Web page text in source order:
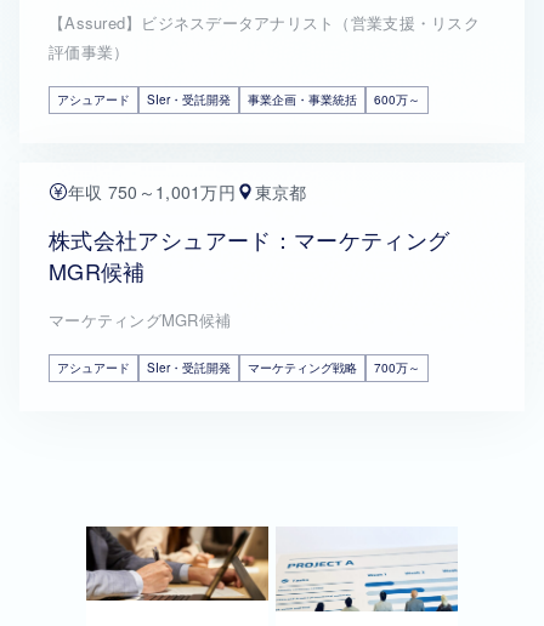
【Assured】ビジネスデータアナリスト（営業支援・リスク
評価事業）
アシュアード SIer・受託開発 事業企画・事業統括 600万～
年収 750～1,001万円 東京都
株式会社アシュアード：マーケティング
MGR候補
マーケティングMGR候補
アシュアード SIer・受託開発 マーケティング戦略 700万～